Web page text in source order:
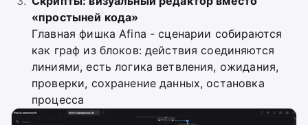
«простыней кода»
Главная фишка Afina - сценарии собираются
как граф из блоков: действия соединяются
линиями, есть логика ветвления, ожидания,
проверки, сохранение данных, остановка
процесса